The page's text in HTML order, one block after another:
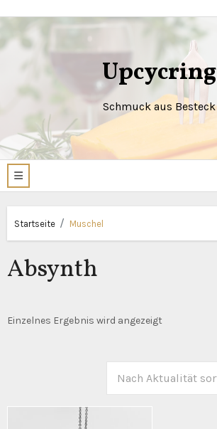
Inhalt
springen
Upcycring
Schmuck aus Besteck
Startseite Muschel
Absynth
Einzelnes Ergebnis wird angezeigt